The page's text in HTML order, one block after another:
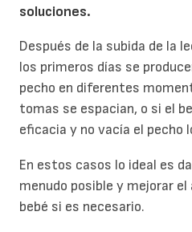
soluciones.
Después de la subida de la
los primeros días se
pecho en diferentes
tomas se espacian, o si el
eficacia y no vacía el pecho
En estos casos lo ideal es
menudo posible y mejorar
bebé si es necesario.